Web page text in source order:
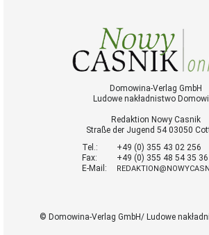
Domowina-Verlag GmbH
Ludowe nakładnistwo
Redaktion Nowy Casnik
Straße der Jugend 54 03050
Tel.:
+49 (0) 355 43 02 256
Fax:
+49 (0) 355 48 54 35 36
E-Mail:
© Domowina-Verlag GmbH/ Ludowe